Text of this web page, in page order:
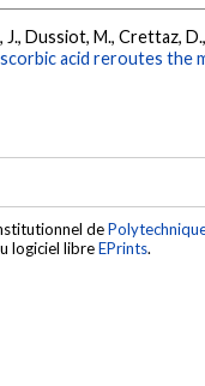
J., Dussiot, M., Crettaz,
acid reroutes the
de
logiciel libreEPrints.